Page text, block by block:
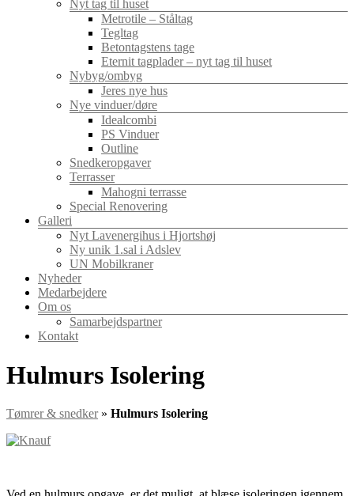
Nyt tag til huset
Metrotile – Ståltag
Tegltag
Betontagstens tage
Eternit tagplader – nyt tag til huset
Nybyg/ombyg
Jeres nye hus
Nye vinduer/døre
Idealcombi
PS Vinduer
Outline
Snedkeropgaver
Terrasser
Mahogni terrasse
Special Renovering
Galleri
Nyt Lavenergihus i Hjortshøj
Ny unik 1.sal i Adslev
UN Mobilkraner
Nyheder
Medarbejdere
Om os
Samarbejdspartner
Kontakt
Hulmurs Isolering
Tømrer & snedker» Hulmurs Isolering